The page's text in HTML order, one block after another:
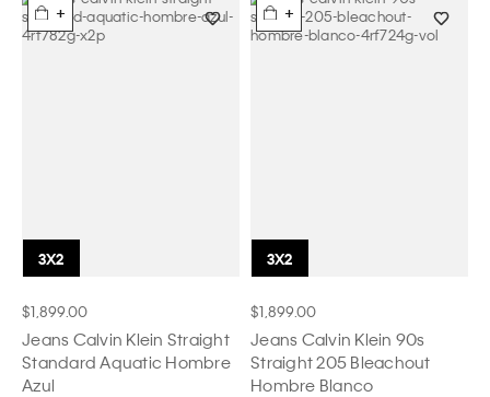
+
$1,899.00
Jeans Calvin Klein Straight
Standard Aquatic Hombre
Azul
+
$1,899.00
Jeans Calvin Klein 90s
Straight 205 Bleachout
Hombre Blanco